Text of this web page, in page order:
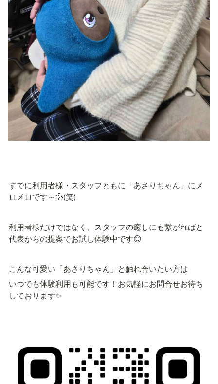
すでに利用者様・スタッフともに「あさりちゃん」にメ
ロメロです～💦(笑)
利用者様だけではなく、スタッフの癒しにも繋がればと
代表からの提案でお試し体験中です😊
こんな可愛い「あさりちゃん」と触れ合いたい方は
いつでも体験利用も可能です！お気軽にお問合せお待ち
しております✨